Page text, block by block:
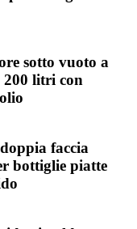
sotto vuoto a
200 litri con
faccia
bottiglie piatte